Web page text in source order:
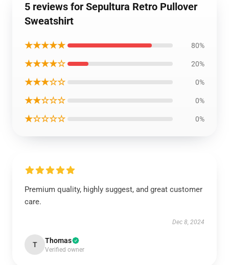
5 reviews for Sepultura Retro Pullover
Sweatshirt
★★★★★ 80%
★★★★☆ 20%
★★★☆☆ 0%
★★☆☆☆ 0%
★☆☆☆☆ 0%
Premium quality, highly suggest, and great customer
care.
Dec 8, 2024
T Thomas
Verified owner